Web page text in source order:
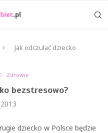
Jak odczulać dziecko
Zdrowie
bezstresowo?
dziecko w Polsce będzie